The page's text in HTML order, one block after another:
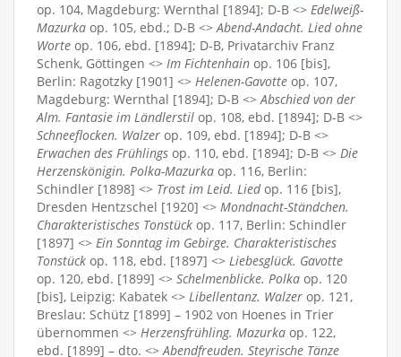
op. 104, Magdeburg: Wernthal [1894]; D-B <> Edelweiß-
Mazurka op. 105, ebd.; D-B <>Abend-Andacht. Lied ohne
Worte op. 106, ebd. [1894]; D-B, Privatarchiv Franz
Schenk, Göttingen <> Im Fichtenhain op. 106 [bis],
Berlin: Ragotzky [1901] <> Helenen-Gavotte op. 107,
Magdeburg: Wernthal [1894]; D-B <>Abschied von der
Alm. Fantasie im Ländlerstil op. 108, ebd. [1894]; D-B <>
Schneeflocken. Walzer op. 109, ebd. [1894]; D-B <>
Erwachen des Frühlings op. 110, ebd. [1894]; D-B <> Die
Herzenskönigin. Polka-Mazurka op. 116, Berlin:
Schindler [1898] <> Trost im Leid. Liedop. 116 [bis],
Dresden Hentzschel [1920] <> Mondnacht-Ständchen.
Charakteristisches Tonstück op. 117, Berlin: Schindler
[1897] <> Ein Sonntag im Gebirge. Charakteristisches
Tonstück op. 118, ebd. [1897] <> Liebesglück. Gavotte
op. 120, ebd. [1899] <> Schelmenblicke. Polka op. 120
[bis], Leipzig: Kabatek <> Libellentanz. Walzer op. 121,
Breslau: Schütz [1899] – 1902 von Hoenes in Trier
übernommen <> Herzensfrühling. Mazurka op. 122,
ebd. [1899] – dto. <>Abendfreuden. Steyrische Tänze